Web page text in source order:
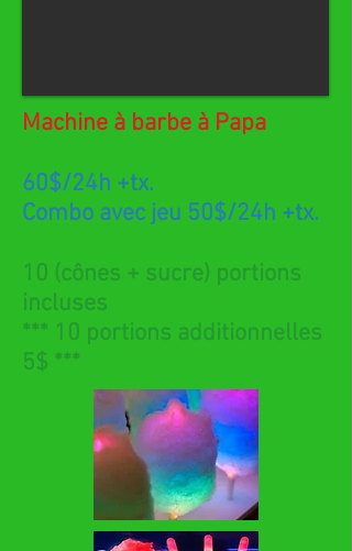
Machine à barbe à Papa
60$/24h +tx.
Combo avec jeu 50$/24h +tx.
10 (cônes + sucre) portions
incluses
*** 10 portions additionnelles
5$ ***